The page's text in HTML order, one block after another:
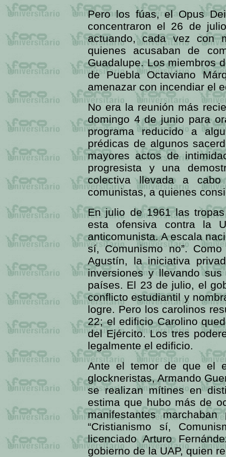
Pero los fúas, el Opus
concentraron el 26 de
actuando, cada vez con
quienes acusaban de
Guadalupe. Los miembros
de Puebla Octaviano
amenazar con incendiar el
No era la reunión más
domingo 4 de junio para
programa reducido a
prédicas de algunos
mayores actos de
progresista y una
colectiva llevada a
comunistas, a quienes
En julio de 1961 las
esta ofensiva contra la
anticomunista. A escala
sí, Comunismo no”.
Agustín, la iniciativa
inversiones y llevando
países. El 23 de julio, el
conflicto estudiantil y
logre. Pero los carolinos
22; el edificio Carolino
del Ejército. Los tres
legalmente el edificio.
Ante el temor de que el
glockneristas, Armando
se realizan mítines en
estima que hubo más de
manifestantes
“Cristianismo sí,
licenciado Arturo
gobierno de la UAP, quien